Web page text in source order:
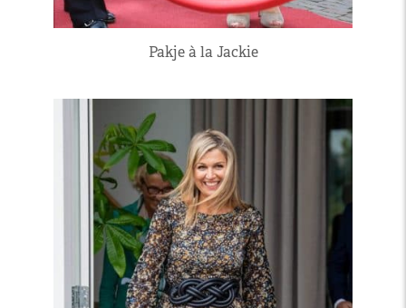
Pakje à la Jackie